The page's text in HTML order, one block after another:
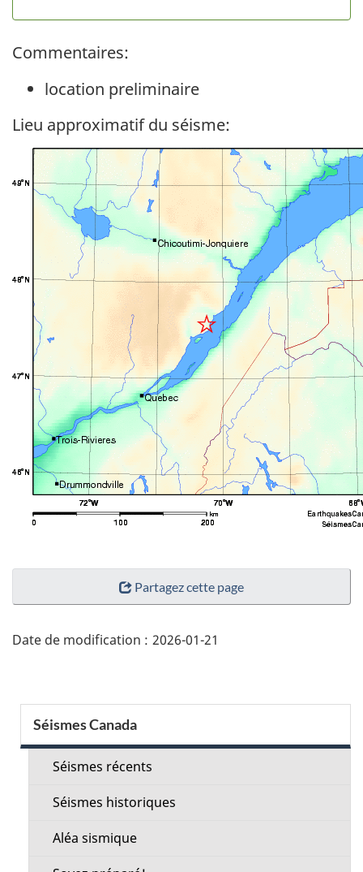
Commentaires:
location preliminaire
Lieu approximatif du séisme:
"Détails
page"
Partagez cette page
Date de modification : 2026-01-21
Menu
de
Séismes Canada
Séismes récents
Séismes historiques
Aléa sismique